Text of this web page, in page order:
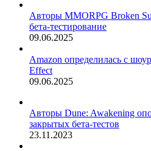
Авторы MMORPG Broken
бета-тестирование
09.06.2025
Amazon определилась с
Effect
09.06.2025
Авторы Dune: Awakening
закрытых бета-тестов
23.11.2023